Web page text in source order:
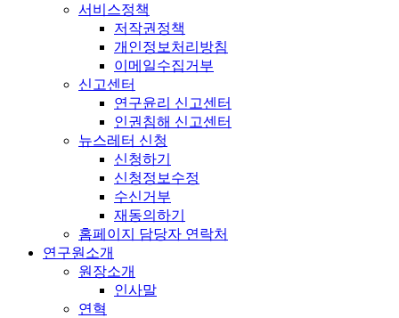
서비스정책
저작권정책
개인정보처리방침
이메일수집거부
신고센터
연구윤리 신고센터
인권침해 신고센터
뉴스레터 신청
신청하기
신청정보수정
수신거부
재동의하기
홈페이지 담당자 연락처
연구원소개
원장소개
인사말
연혁